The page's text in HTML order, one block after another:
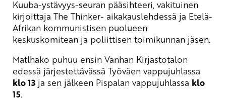
Kuuba-ystävyys-seuran pääsihteeri, vakituinen
kirjoittaja The Thinker- aikakauslehdessä ja Etelä-
Afrikan kommunistisen puolueen
keskuskomitean ja poliittisen toimikunnan jäsen.
Matlhako puhuu ensin Vanhan Kirjastotalon
edessä järjestettävässä Työväen vappujuhlassa
klo 13 ja sen jälkeen Pispalan vappujuhlassa klo
15.